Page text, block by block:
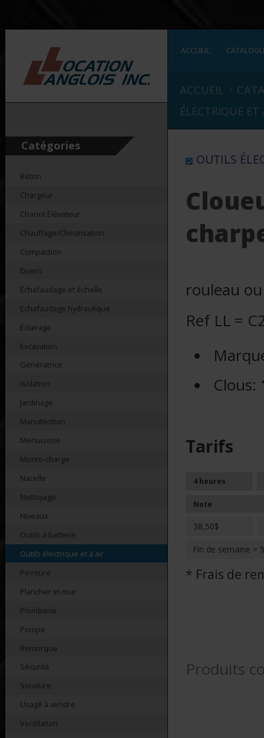
Catégories
Béton
Chargeur
Chariot Élévateur
Chauffage/Climatisation
Compaction
Divers
Échafaudage et échelle
Echafaudage hydraulique
Éclairage
Excavation
Génératrice
Isolation
Jardinage
Manutention
Menuiserie
Monte-charge
Nacelle
Nettoyage
Niveaux
Outils à batterie
Outils électrique et à air
Peinture
Plancher et mur
Plomberie
Pompe
Remorque
Sécurité
Soudure
Usagé à vendre
Ventilation
ACCUEIL
ACCUEIL
ÉLECTRIQUE ET
OUTILS
rouleau
Ref LL =
Clous:
Tarifs
4 heures
Note
38,50$
Fin de semaine =
* Frais de
Produits